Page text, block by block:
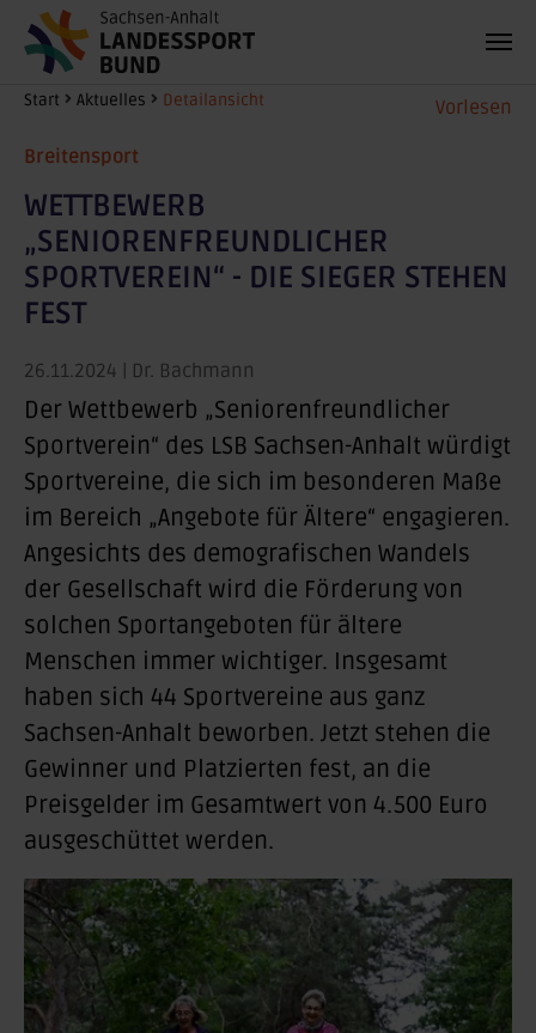
Zum Hauptinhalt springen Vorlesen
Sie sind hier:
Start Aktuelles Detailansicht
Breitensport
WETTBEWERB
„SENIORENFREUNDLICHER
SPORTVEREIN“ - DIE SIEGER STEHEN
FEST
26.11.2024 | Dr. Bachmann
Der Wettbewerb „Seniorenfreundlicher
Sportverein“ des LSB Sachsen-Anhalt würdigt
Sportvereine, die sich im besonderen Maße
im Bereich „Angebote für Ältere“ engagieren.
Angesichts des demografischen Wandels
der Gesellschaft wird die Förderung von
solchen Sportangeboten für ältere
Menschen immer wichtiger. Insgesamt
haben sich 44 Sportvereine aus ganz
Sachsen-Anhalt beworben. Jetzt stehen die
Gewinner und Platzierten fest, an die
Preisgelder im Gesamtwert von 4.500 Euro
ausgeschüttet werden.